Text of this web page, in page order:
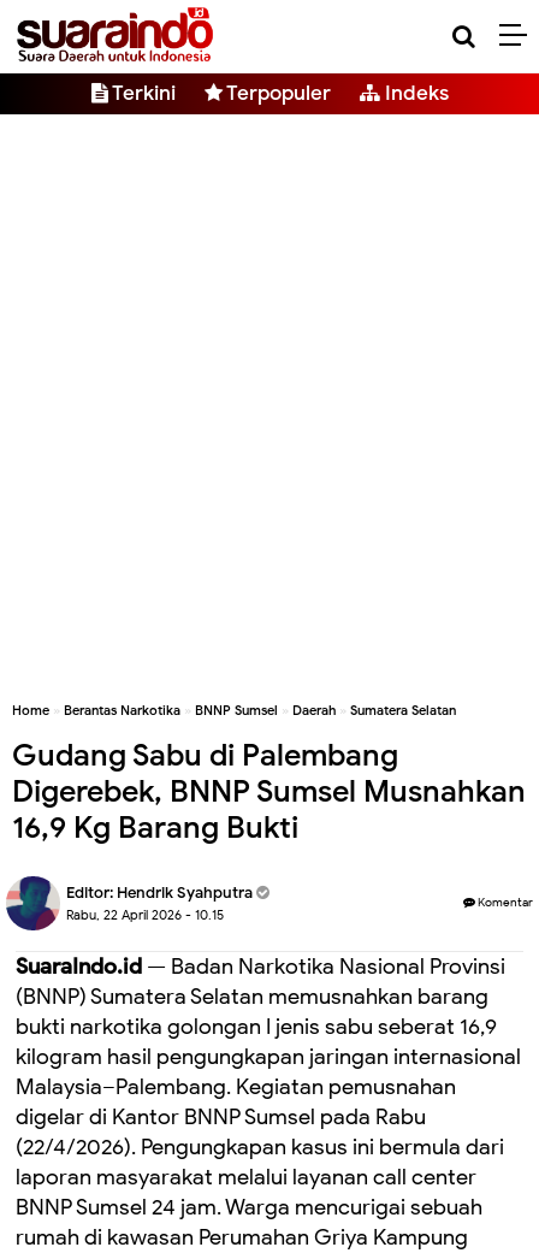
Terkini Terpopuler Indeks
Home » Berantas Narkotika » BNNP Sumsel » Daerah » Sumatera Selatan
Gudang Sabu di Palembang
Digerebek, BNNP Sumsel Musnahkan
16,9 Kg Barang Bukti
Editor: Hendrik Syahputra
Rabu, 22 April 2026 - 10.15
Komentar
SuaraIndo.id — Badan Narkotika Nasional Provinsi
(BNNP) Sumatera Selatan memusnahkan barang
bukti narkotika golongan I jenis sabu seberat 16,9
kilogram hasil pengungkapan jaringan internasional
Malaysia–Palembang. Kegiatan pemusnahan
digelar di Kantor BNNP Sumsel pada Rabu
(22/4/2026). Pengungkapan kasus ini bermula dari
laporan masyarakat melalui layanan call center
BNNP Sumsel 24 jam. Warga mencurigai sebuah
rumah di kawasan Perumahan Griya Kampung